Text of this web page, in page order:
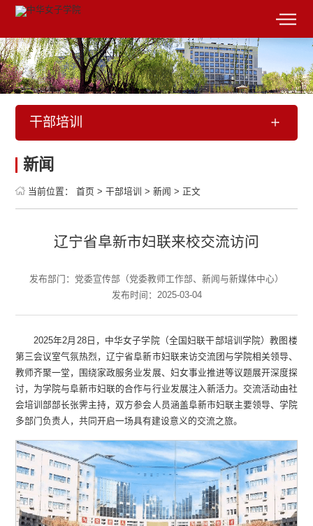
干部培训
新闻
当前位置： 首页 > 干部培训 > 新闻 > 正文
辽宁省阜新市妇联来校交流访问
发布部门：党委宣传部（党委教师工作部、新闻与新媒体中心）
发布时间：2025-03-04
2025年2月28日，中华女子学院（全国妇联干部培训学院）教图楼
第三会议室气氛热烈，辽宁省阜新市妇联来访交流团与学院相关领导、
教师齐聚一堂，围绕家政服务业发展、妇女事业推进等议题展开深度探
讨，为学院与阜新市妇联的合作与行业发展注入新活力。交流活动由社
会培训部部长张霁主持，双方参会人员涵盖阜新市妇联主要领导、学院
多部门负责人，共同开启一场具有建设意义的交流之旅。